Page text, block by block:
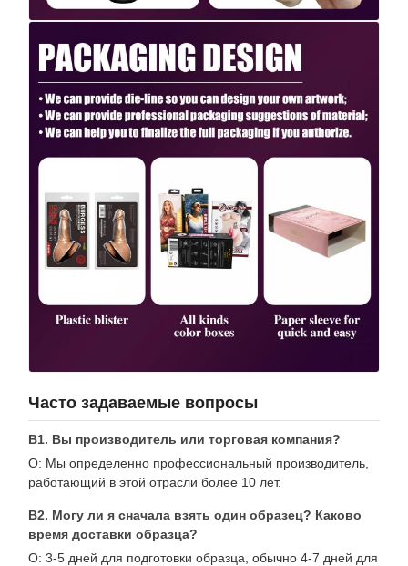
Часто задаваемые вопросы
В1. Вы производитель или торговая компания?
О: Мы определенно профессиональный производитель,
работающий в этой отрасли более 10 лет.
В2. Могу ли я сначала взять один образец? Каково
время доставки образца?
О: 3-5 дней для подготовки образца, обычно 4-7 дней для